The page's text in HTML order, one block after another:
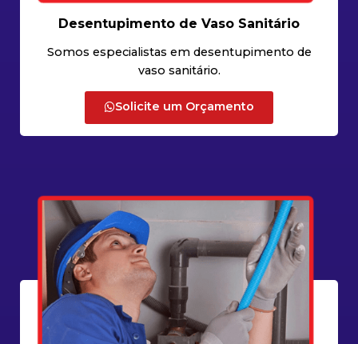
Desentupimento de Vaso Sanitário
Somos especialistas em desentupimento de
vaso sanitário.
Solicite um Orçamento